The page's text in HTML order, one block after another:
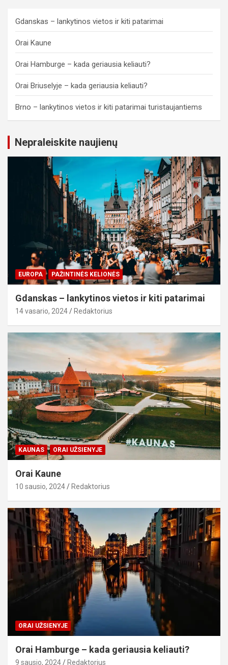
Gdanskas – lankytinos vietos ir kiti patarimai
Orai Kaune
Orai Hamburge – kada geriausia keliauti?
Orai Briuselyje – kada geriausia keliauti?
Brno – lankytinos vietos ir kiti patarimai turistaujantiems
Nepraleiskite naujienų
EUROPA PAŽINTINĖS KELIONĖS
Gdanskas – lankytinos vietos ir kiti patarimai
14 vasario, 2024 Redaktorius
KAUNAS ORAI UŽSIENYJE
Orai Kaune
10 sausio, 2024 Redaktorius
ORAI UŽSIENYJE
Orai Hamburge – kada geriausia keliauti?
9 sausio, 2024 Redaktorius